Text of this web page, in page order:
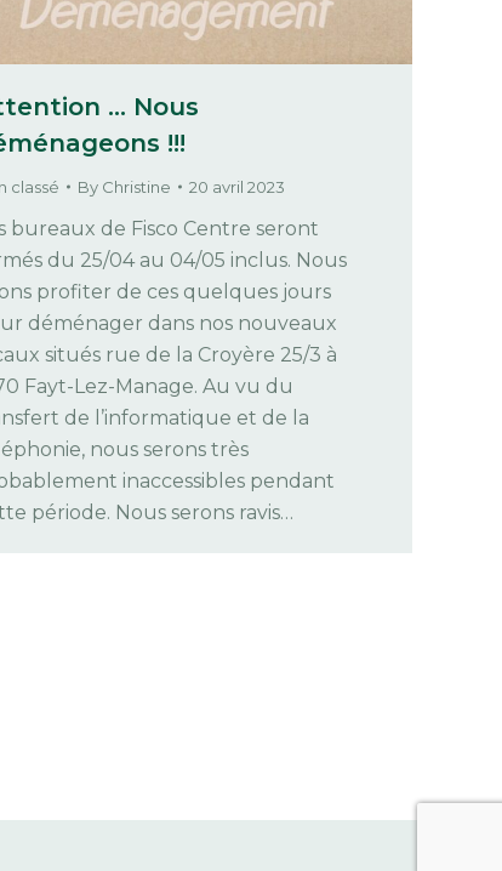
… Nous
!!!
classé By Christine 20 avril 2023
bureaux de Fisco Centre seront
du 25/04 au 04/05 inclus. Nous
profiter de ces quelques jours
déménager dans nos nouveaux
situés rue de la Croyère 25/3 à
Fayt-Lez-Manage. Au vu du
de l’informatique et de la
nous serons très
inaccessibles pendant
période. Nous serons ravis…
Personnalisez vos préférences pour